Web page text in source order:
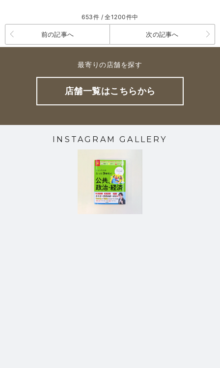
653件 / 全1200件中
前の記事へ 次の記事へ
最寄りの店舗を探す
店舗一覧はこちらから
INSTAGRAM GALLERY